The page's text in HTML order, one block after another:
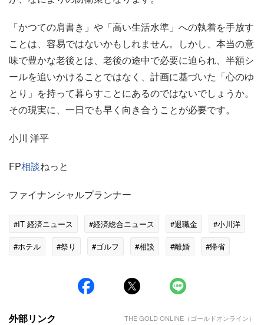
「かつての肩書き」や「高い生活水準」への執着を手放す
ことは、容易ではないかもしれません。しかし、本当の意
味で豊かな老後とは、老後の途中で必要に迫られ、半額シ
ールを追いかけることではなく、計画に基づいた「心のゆ
とり」を持って暮らすことにあるのではないでしょうか。
その現実に、一日でも早く向き合うことが必要です。
小川 洋平
FP相談ねっと
ファイナンシャルプランナー
#IT 経済ニュース #経済総合ニュース #退職金
#小川洋
#ホテル
#祭り #ゴルフ #相談 #離婚
#帰省
外部リンク THE GOLD ONLINE（ゴールドオンライン）